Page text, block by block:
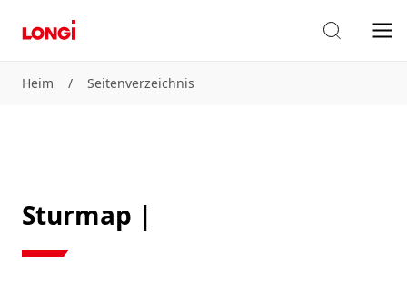
Heim / Seitenverzeichnis
Sturmap |